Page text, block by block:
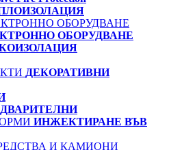
ОБОРУДВАНЕ
ДЕКОРАТИВНИ
ИНЖЕКТИРАНЕ ВЪВ